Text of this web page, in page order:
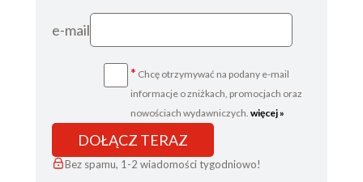
e-mail
* Chcę otrzymywać na podany e-mail
informacje o zniżkach, promocjach oraz
nowościach wydawniczych. więcej »
DOŁĄCZ TERAZ
Bez spamu, 1-2 wiadomości tygodniowo!